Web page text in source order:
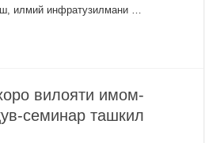
илмий инфратузилмани …
вилояти имом-
семинар ташкил